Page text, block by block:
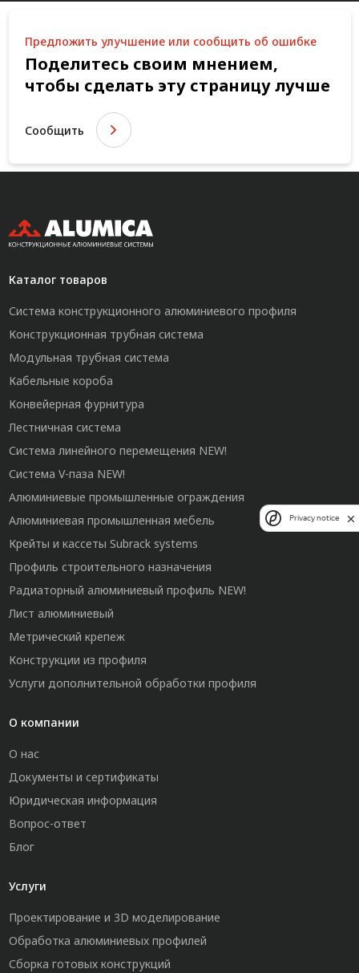
Предложить улучшение или сообщить об ошибке
Поделитесь своим мнением,
чтобы сделать эту страницу лучше
Сообщить
Каталог товаров
Система конструкционного алюминиевого профиля
Конструкционная трубная система
Модульная трубная система
Кабельные короба
Конвейерная фурнитура
Лестничная система
Система линейного перемещения NEW!
Система V-паза NEW!
Алюминиевые промышленные ограждения
Алюминиевая промышленная мебель
Крейты и кассеты Subrack systems
Профиль строительного назначения
Радиаторный алюминиевый профиль NEW!
Лист алюминиевый
Метрический крепеж
Конструкции из профиля
Услуги дополнительной обработки профиля
О компании
О нас
Документы и сертификаты
Юридическая информация
Вопрос-ответ
Блог
Услуги
Проектирование и 3D моделирование
Обработка алюминиевых профилей
Сборка готовых конструкций
Privacy notice